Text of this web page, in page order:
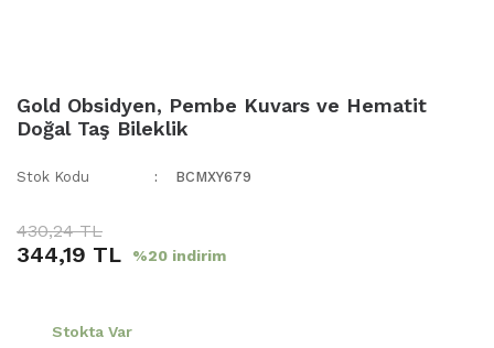
Gold Obsidyen, Pembe Kuvars ve Hematit
Doğal Taş Bileklik
Stok Kodu BCMXY679
430,24 TL
344,19 TL %20 indirim
Stokta Var